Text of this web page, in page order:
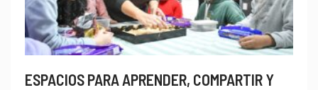
ESPACIOS PARA APRENDER, COMPARTIR Y